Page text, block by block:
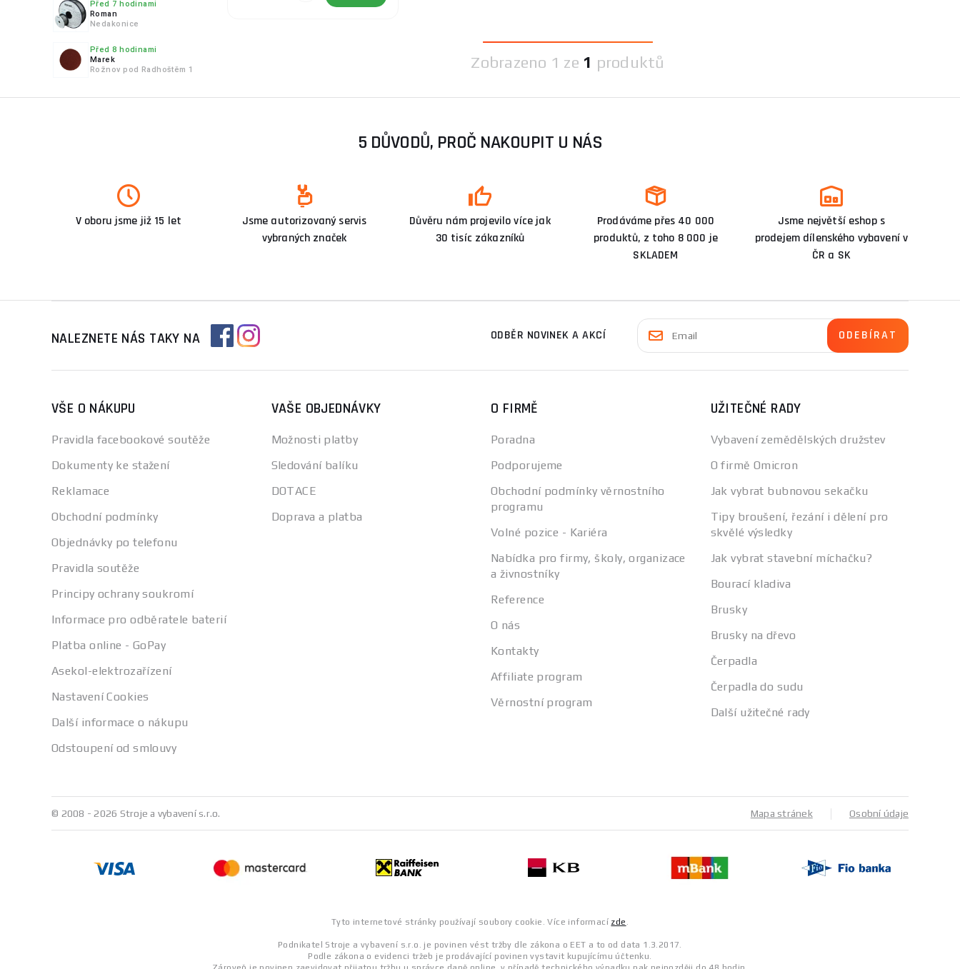
Před 7 hodinami
Roman
Nedakonice
Před 8 hodinami
Marek
Rožnov pod Radhoštěm 1
Zobrazeno 1 ze 1 produktů
5 DŮVODŮ, PROČ NAKOUPIT U NÁS
V oboru jsme již 15 let
Jsme autorizovaný servis
vybraných značek
Důvěru nám projevilo více jak
30 tisíc zákazníků
Prodáváme přes 40 000
produktů, z toho 8 000 je
SKLADEM
Jsme největší eshop s
prodejem dílenského vybavení v
ČR a SK
NALEZNETE NÁS TAKY NA ODBĚR NOVINEK A AKCÍ
VŠE O NÁKUPU
Pravidla facebookové soutěže
Dokumenty ke stažení
Reklamace
Obchodní podmínky
Objednávky po telefonu
Pravidla soutěže
Principy ochrany soukromí
Informace pro odběratele baterií
Platba online - GoPay
Asekol-elektrozařízení
Nastavení Cookies
Další informace o nákupu
Odstoupení od smlouvy
VAŠE OBJEDNÁVKY
Možnosti platby
Sledování balíku
DOTACE
Doprava a platba
O FIRMĚ
Poradna
Podporujeme
Obchodní podmínky věrnostního
programu
Volné pozice - Kariéra
Nabídka pro firmy, školy, organizace
a živnostníky
Reference
O nás
Kontakty
Affiliate program
Věrnostní program
UŽITEČNÉ RADY
Vybavení zemědělských družstev
O firmě Omicron
Jak vybrat bubnovou sekačku
Tipy broušení, řezání i dělení pro
skvělé výsledky
Jak vybrat stavební míchačku?
Bourací kladiva
Brusky
Brusky na dřevo
Čerpadla
Čerpadla do sudu
Další užitečné rady
© 2008 - 2026 Stroje a vybavení s.r.o. Mapa stránek Osobní údaje
Tyto internetové stránky používají soubory cookie. Více informací zde .
Podnikatel Stroje a vybavení s.r.o. je povinen vést tržby dle zákona o EET a to od data 1.3.2017.
Podle zákona o evidenci tržeb je prodávající povinen vystavit kupujícímu účtenku.